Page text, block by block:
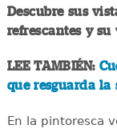
Descubre sus
refrescantes y
LEE TAMBIÉN:
que resguarda la
En la pintoresca